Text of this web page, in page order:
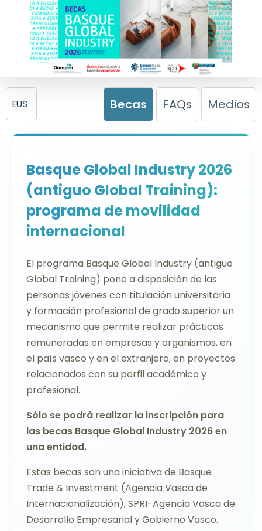
EUS Medios
FAQs
Becas
Basque Global Industry 2026
(antiguo Global Training):
programa de movilidad
internacional
El programa Basque Global Industry (antiguo
Global Training) pone a disposición de las
personas jóvenes con titulación universitaria
y formación profesional de grado superior un
mecanismo que permite realizar prácticas
remuneradas en empresas y organismos, en
el país vasco y en el extranjero, en proyectos
relacionados con su perfil académico y
profesional.
Sólo se podrá realizar la inscripción para
las becas Basque Global Industry 2026 en
una entidad.
Estas becas son una iniciativa de Basque
Trade & Investment (Agencia Vasca de
Internacionalización), SPRI-Agencia Vasca de
Desarrollo Empresarial y Gobierno Vasco.